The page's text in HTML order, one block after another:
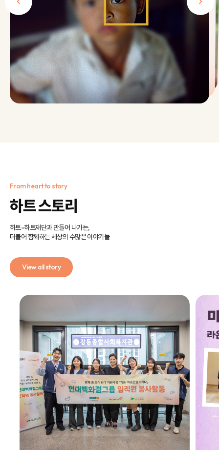
From heart to story
하트 스토리
하트-하트재단과 만들어 나가는,
더불어 함께하는 세상의 수많은 이야기들
View all story